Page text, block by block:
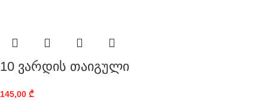
10 ვარდის თაიგული
145,00 ₾